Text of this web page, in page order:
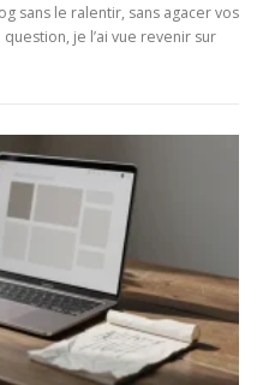
sans le ralentir, sans agacer vos
je l’ai vue revenir sur